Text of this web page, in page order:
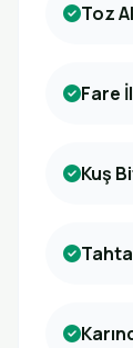
Toz
Fare
Kuş